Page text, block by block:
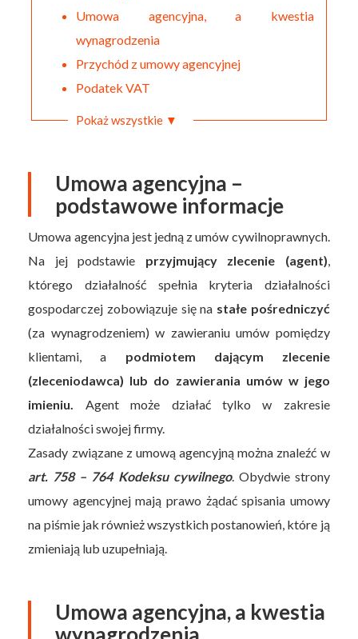
Umowa agencyjna, a kwestia
wynagrodzenia
Przychód z umowy agencyjnej
Podatek VAT
Pokaż wszystkie ▼
Umowa agencyjna –
podstawowe informacje
Umowa agencyjna jest jedną z umów cywilnoprawnych.
Na jej podstawie przyjmujący zlecenie (agent)
którego działalność spełnia kryteria działalności
gospodarczej zobowiązuje się na stałe pośredniczyć
(za wynagrodzeniem) w zawieraniu umów pomiędzy
klientami, a podmiotem dającym zlecenie
(zleceniodawca) lub do zawierania umów w jego
imieniu.
Agent może działać tylko w zakresie
działalności swojej firmy.
Zasady związane z umową agencyjną można znaleźć w
art. 758 – 764 Kodeksu cywilnego. Obydwie strony
umowy agencyjnej mają prawo żądać spisania umowy
na piśmie jak również wszystkich postanowień, które ją
zmieniają lub uzupełniają.
Umowa agencyjna, a kwestia